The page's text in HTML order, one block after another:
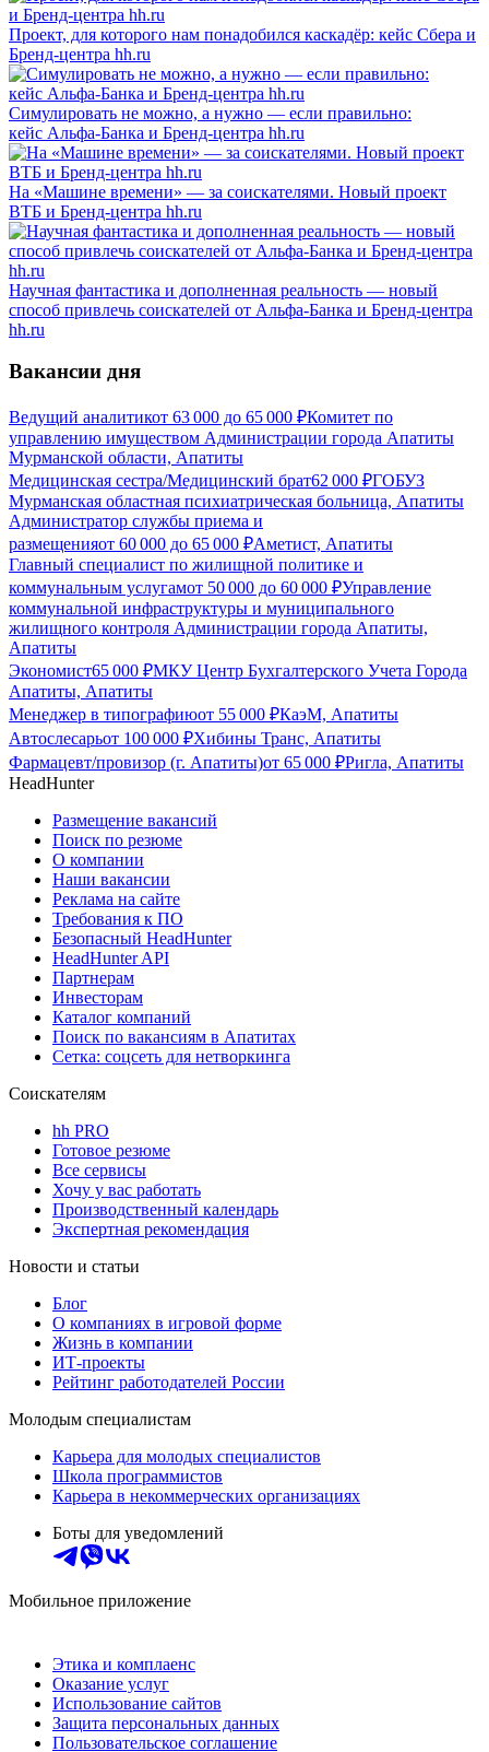
Проект, для которого нам понадобился каскадёр: кейс Сбера и
Бренд-центра hh.ru
Симулировать не можно, а нужно — если правильно:
кейс Альфа-Банка и Бренд-центра hh.ru
На «Машине времени» — за соискателями. Новый проект
ВТБ и Бренд-центра hh.ru
Научная фантастика и дополненная реальность — новый
способ привлечь соискателей от Альфа-Банка и Бренд-центра
hh.ru
Вакансии дня
Ведущий аналитикот 63 000 до 65 000 ₽Комитет по
управлению имуществом Администрации города Апатиты
Мурманской области, Апатиты
Медицинская сестра/Медицинский брат62 000 ₽ГОБУЗ
Мурманская областная психиатрическая больница, Апатиты
Администратор службы приема и
размещенияот 60 000 до 65 000 ₽Аметист, Апатиты
Главный специалист по жилищной политике и
коммунальным услугамот 50 000 до 60 000 ₽Управление
коммунальной инфраструктуры и муниципального
жилищного контроля Администрации города Апатиты,
Апатиты
Экономист65 000 ₽МКУ Центр Бухгалтерского Учета Города
Апатиты, Апатиты
Менеджер в типографиюот 55 000 ₽КаэМ, Апатиты
Автослесарьот 100 000 ₽Хибины Транс, Апатиты
Фармацевт/провизор (г. Апатиты)от 65 000 ₽Ригла, Апатиты
HeadHunter
Размещение вакансий
Поиск по резюме
О компании
Наши вакансии
Реклама на сайте
Требования к ПО
Безопасный HeadHunter
HeadHunter API
Партнерам
Инвесторам
Каталог компаний
Поиск по вакансиям в Апатитах
Сетка: соцсеть для нетворкинга
Соискателям
hh PRO
Готовое резюме
Все сервисы
Хочу у вас работать
Производственный календарь
Экспертная рекомендация
Новости и статьи
Блог
О компаниях в игровой форме
Жизнь в компании
ИТ-проекты
Рейтинг работодателей России
Молодым специалистам
Карьера для молодых специалистов
Школа программистов
Карьера в некоммерческих организациях
Боты для уведомлений
Мобильное приложение
Этика и комплаенс
Оказание услуг
Использование сайтов
Защита персональных данных
Пользовательское соглашение